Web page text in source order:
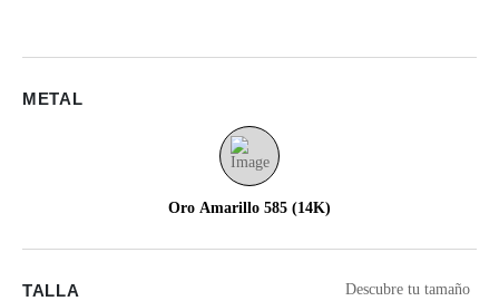
METAL
Oro Amarillo 585 (14K)
TALLA Descubre tu tamaño